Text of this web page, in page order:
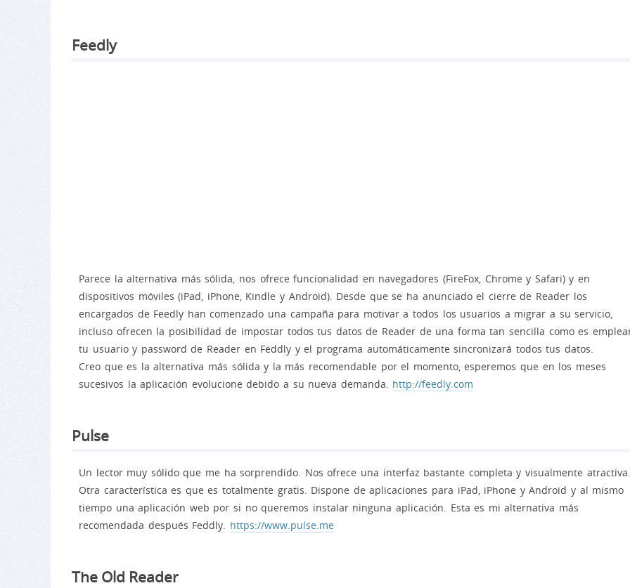
Feedly
Parece la alternativa más sólida, nos ofrece funcionalidad en navegadores (FireFox, Chrome y Safari) y en
dispositivos móviles (iPad, iPhone, Kindle y Android). Desde que se ha anunciado el cierre de Reader los
encargados de Feedly han comenzado una campaña para motivar a todos los usuarios a migrar a su servicio,
incluso ofrecen la posibilidad de impostar todos tus datos de Reader de una forma tan sencilla como es
tu usuario y password de Reader en Feddly y el programa automáticamente sincronizará todos tus datos.
Creo que es la alternativa más sólida y la más recomendable por el momento, esperemos que en los meses
sucesivos la aplicación evolucione debido a su nueva demanda. http://feedly.com
Pulse
Un lector muy sólido que me ha sorprendido. Nos ofrece una interfaz bastante completa y visualmente atractiva.
Otra característica es que es totalmente gratis. Dispone de aplicaciones para iPad, iPhone y Android y al mismo
tiempo una aplicación web por si no queremos instalar ninguna aplicación. Esta es mi alternativa más
recomendada después Feddly. https://www.pulse.me
The Old Reader